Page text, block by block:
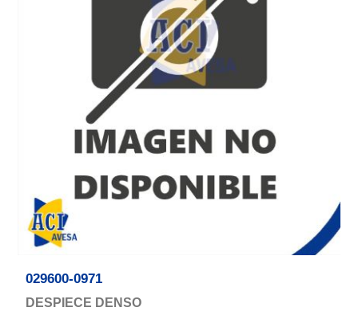
029600-0971
DESPIECE DENSO